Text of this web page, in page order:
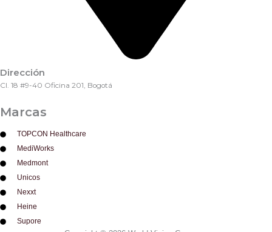
Dirección
Cl. 18 #9-40 Oficina 201, Bogotá
Marcas
TOPCON Healthcare
MediWorks
Medmont
Unicos
Nexxt
Heine
Supore